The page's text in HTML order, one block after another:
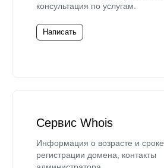
консультация по услугам.
Написать
Сервис Whois
Информация о возрасте и сроке
регистрации домена, контакты